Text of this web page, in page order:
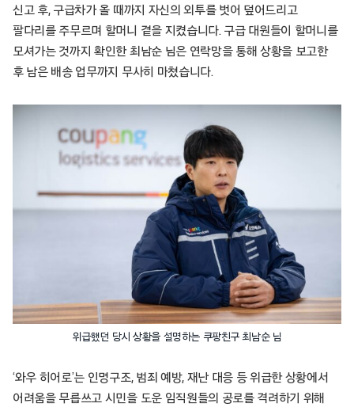
신고 후, 구급차가 올 때까지 자신의 외투를 벗어 덮어드리고
팔다리를 주무르며 할머니 곁을 지켰습니다. 구급 대원들이 할머니를
모셔가는 것까지 확인한 최남순 님은 연락망을 통해 상황을 보고한
후 남은 배송 업무까지 무사히 마쳤습니다.
위급했던 당시 상황을 설명하는 쿠팡친구 최남순 님
‘와우 히어로’는 인명구조, 범죄 예방, 재난 대응 등 위급한 상황에서
어려움을 무릅쓰고 시민을 도운 임직원들의 공로를 격려하기 위해